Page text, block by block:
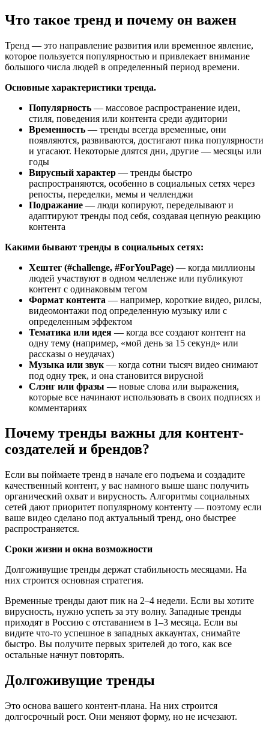
Что такое тренд и почему он важен
Тренд — это направление развития или временное явление,
которое пользуется популярностью и привлекает внимание
большого числа людей в определенный период времени.
Основные характеристики тренда.
Популярность — массовое распространение идеи,
стиля, поведения или контента среди аудитории
Временность — тренды всегда временные, они
появляются, развиваются, достигают пика популярности
и угасают. Некоторые длятся дни, другие — месяцы или
годы
Вирусный характер — тренды быстро
распространяются, особенно в социальных сетях через
репосты, переделки, мемы и челленджи
Подражание — люди копируют, переделывают и
адаптируют тренды под себя, создавая цепную реакцию
контента
Какими бывают тренды в социальных сетях:
Хештег (#challenge, #ForYouPage) — когда миллионы
людей участвуют в одном челленже или публикуют
контент с одинаковым тегом
Формат контента — например, короткие видео, рилсы,
видеомонтажи под определенную музыку или с
определенным эффектом
Тематика или идея — когда все создают контент на
одну тему (например, «мой день за 15 секунд» или
рассказы о неудачах)
Музыка или звук — когда сотни тысяч видео снимают
под одну трек, и она становится вирусной
Слэнг или фразы — новые слова или выражения,
которые все начинают использовать в своих подписях и
комментариях
Почему тренды важны для контент-
создателей и брендов?
Если вы поймаете тренд в начале его подъема и создадите
качественный контент, у вас намного выше шанс получить
органический охват и вирусность. Алгоритмы социальных
сетей дают приоритет популярному контенту — поэтому если
ваше видео сделано под актуальный тренд, оно быстрее
распространяется.
Сроки жизни и окна возможности
Долгоживущие тренды держат стабильность месяцами. На
них строится основная стратегия.
Временные тренды дают пик на 2–4 недели. Если вы хотите
вирусность, нужно успеть за эту волну. Западные тренды
приходят в Россию с отставанием в 1–3 месяца. Если вы
видите что-то успешное в западных аккаунтах, снимайте
быстро. Вы получите первых зрителей до того, как все
остальные начнут повторять.
Долгоживущие тренды
Это основа вашего контент-плана. На них строится
долгосрочный рост. Они меняют форму, но не исчезают.